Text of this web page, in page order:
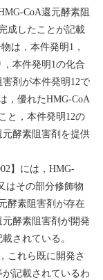
CoA還元酵素阻
成したことが記載
は，本件発明1 ，
本件発明 1 の化合
剤が本件発明 12で
，優れたHMG-CoA
と，本件発明 12の
元酵素阻害剤を提供
】には， HMG-
はその部分修飾物
酵素阻害剤が存在
元酵素阻害剤が開発
されている。
これら既に開発さ
記載されているわ